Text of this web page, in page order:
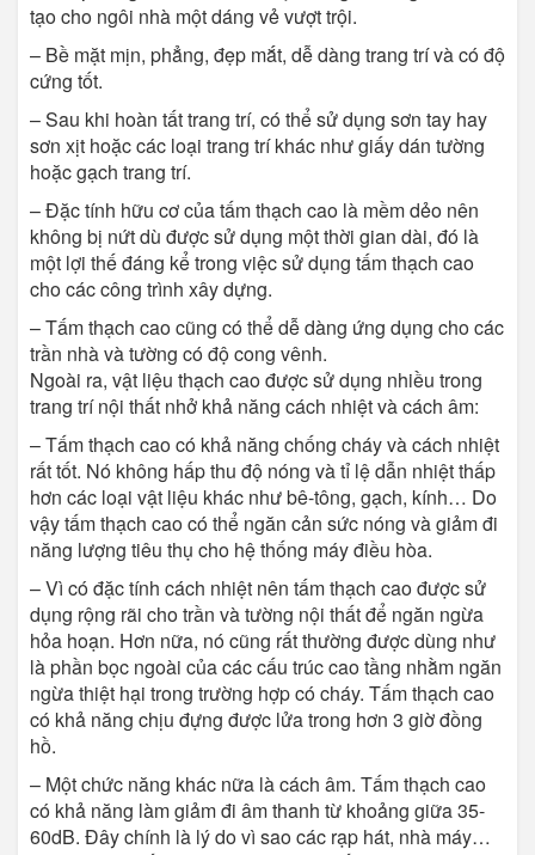
tạo cho ngôi nhà một dáng vẻ vượt trội.
– Bề mặt mịn, phẳng, đẹp mắt, dễ dàng trang trí và có độ
cứng tốt.
– Sau khi hoàn tất trang trí, có thể sử dụng sơn tay hay
sơn xịt hoặc các loại trang trí khác như giấy dán tường
hoặc gạch trang trí.
– Đặc tính hữu cơ của tấm thạch cao là mềm dẻo nên
không bị nứt dù được sử dụng một thời gian dài, đó là
một lợi thế đáng kể trong việc sử dụng tấm thạch cao
cho các công trình xây dựng.
– Tấm thạch cao cũng có thể dễ dàng ứng dụng cho các
trần nhà và tường có độ cong vênh.
Ngoài ra, vật liệu thạch cao được sử dụng nhiều trong
trang trí nội thất nhở khả năng cách nhiệt và cách âm:
– Tấm thạch cao có khả năng chống cháy và cách nhiệt
rất tốt. Nó không hấp thu độ nóng và tỉ lệ dẫn nhiệt thấp
hơn các loại vật liệu khác như bê-tông, gạch, kính… Do
vậy tấm thạch cao có thể ngăn cản sức nóng và giảm đi
năng lượng tiêu thụ cho hệ thống máy điều hòa.
– Vì có đặc tính cách nhiệt nên tấm thạch cao được sử
dụng rộng rãi cho trần và tường nội thất để ngăn ngừa
hỏa hoạn. Hơn nữa, nó cũng rất thường được dùng như
là phần bọc ngoài của các cấu trúc cao tầng nhằm ngăn
ngừa thiệt hại trong trường hợp có cháy. Tấm thạch cao
có khả năng chịu đựng được lửa trong hơn 3 giờ đồng
hồ.
– Một chức năng khác nữa là cách âm. Tấm thạch cao
có khả năng làm giảm đi âm thanh từ khoảng giữa 35-
60dB. Đây chính là lý do vì sao các rạp hát, nhà máy…